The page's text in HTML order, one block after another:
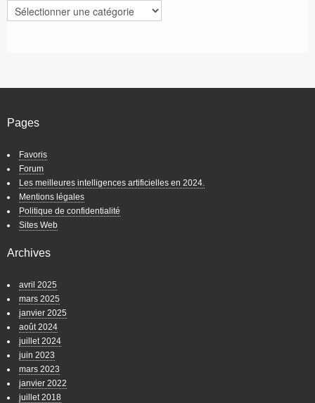
Catégories
Pages
Favoris
Forum
Les meilleures intelligences artificielles en 2024.
Mentions légales
Politique de confidentialité
Sites Web
Archives
avril 2025
mars 2025
janvier 2025
août 2024
juillet 2024
juin 2023
mars 2023
janvier 2022
juillet 2018